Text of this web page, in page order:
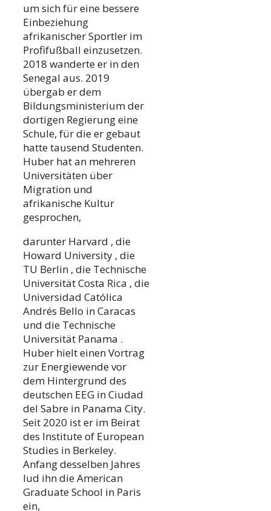
um sich für eine bessere
Einbeziehung
afrikanischer Sportler im
Profifußball einzusetzen.
2018 wanderte er in den
Senegal aus. 2019
übergab er dem
Bildungsministerium der
dortigen Regierung eine
Schule, für die er gebaut
hatte tausend Studenten.
Huber hat an mehreren
Universitäten über
Migration und
afrikanische Kultur
gesprochen,
darunter Harvard , die
Howard University , die
TU Berlin , die Technische
Universität Costa Rica , die
Universidad Católica
Andrés Bello in Caracas
und die Technische
Universität Panama .
Huber hielt einen Vortrag
zur Energiewende vor
dem Hintergrund des
deutschen EEG in Ciudad
del Sabre in Panama City.
Seit 2020 ist er im Beirat
des Institute of European
Studies in Berkeley.
Anfang desselben Jahres
lud ihn die American
Graduate School in Paris
ein,